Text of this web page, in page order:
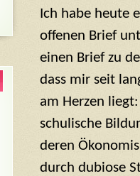
Ich habe heute
offenen Brief
einen Brief zu
dass mir seit
am Herzen
schulische
deren
durch dubiose